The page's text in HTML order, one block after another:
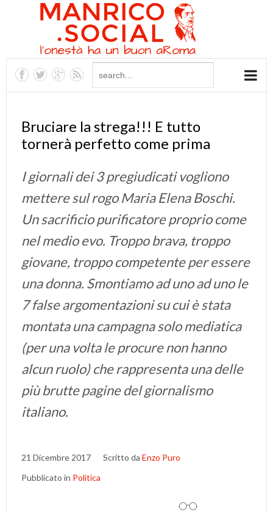
Bruciare la strega!!! E tutto
tornerà perfetto come prima
I giornali dei 3 pregiudicati vogliono
mettere sul rogo Maria Elena Boschi.
Un sacrificio purificatore proprio come
nel medio evo. Troppo brava, troppo
giovane, troppo competente per essere
una donna. Smontiamo ad uno ad uno le
7 false argomentazioni su cui è stata
montata una campagna solo mediatica
(per una volta le procure non hanno
alcun ruolo) che rappresenta una delle
più brutte pagine del giornalismo
italiano.
21 Dicembre 2017 Scritto da Enzo Puro
Pubblicato in Politica